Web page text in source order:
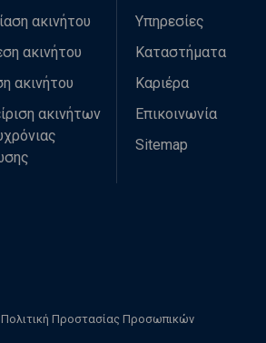
ακινήτου
ακινήτου
ακινήτου
ακινήτων
Υπηρεσίες
Καταστήματα
Καριέρα
Επικοινωνία
Sitemap
Πολιτική Προστασίας Προσωπικών